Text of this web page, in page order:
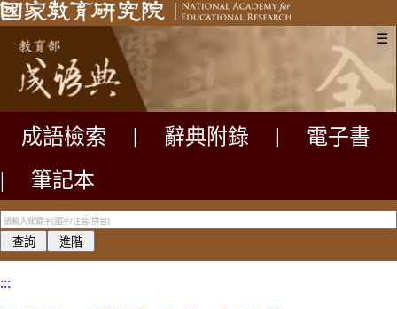
☰
成語檢索 辭典附錄
電子書
|
筆記本
:::